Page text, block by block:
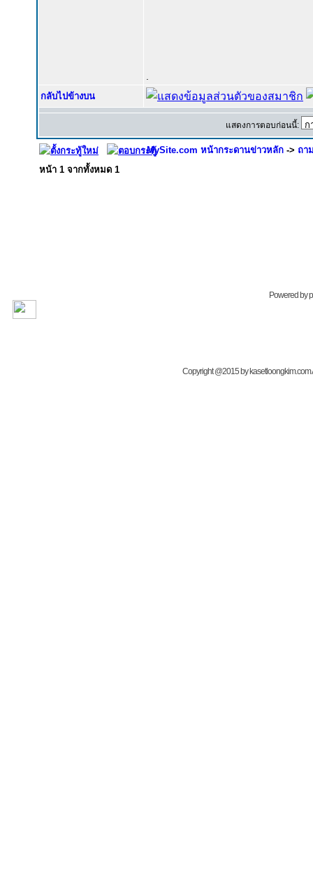
กลับไปข้างบน
แสดงการตอบก่อนนี้:
MySite.com หน้ากระดานข่าวหลัก -> ถา
หน้า 1 จากทั้งหมด 1
Powered by
Copyright @2015 by kasetloongkim.com